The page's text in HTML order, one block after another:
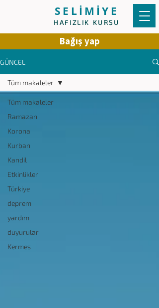
SELİMİYE
HAFIZLIK KURSU
Bağış yap
GÜNCEL
Tüm makaleler
Ramazan
Korona
Kurban
Kandil
Etkinlikler
Türkiye
deprem
yardım
duyurular
Kermes
Tüm makaleler